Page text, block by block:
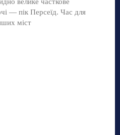
— пік Персеїд. Час для
міст